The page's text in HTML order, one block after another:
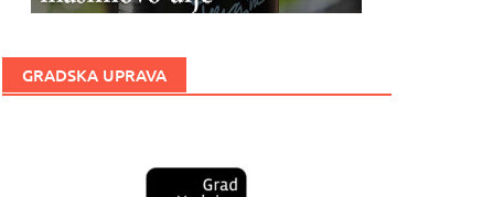
GRADSKA UPRAVA